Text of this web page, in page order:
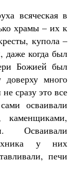
всяческая в
храмы – их к
купола –
даже когда был
Божией был
доверху много
сразу это все
осваивали
каменщиками,
Осваивали
у них
печи